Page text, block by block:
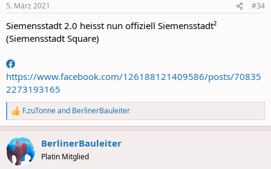
s
5. März 2021 #34
Siemensstadt 2.0 heisst nun offiziell Siemensstadt²
(Siemensstadt Square)
https://www.facebook.com/126188121409586/posts/70835
2273193165
R
e
a
c
t
i
F.zuTonneand BerlinerBauleiter
BerlinerBauleiter
Platin Mitglied